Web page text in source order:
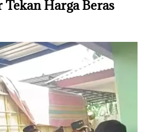
Tekan Harga Beras